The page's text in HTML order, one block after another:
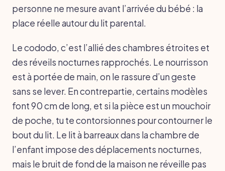
personne ne mesure avant l’arrivée du bébé : la
place réelle autour du lit parental.
Le cododo, c’est l’allié des chambres étroites et
des réveils nocturnes rapprochés. Le nourrisson
est à portée de main, on le rassure d’un geste
sans se lever. En contrepartie, certains modèles
font 90 cm de long, et si la pièce est un mouchoir
de poche, tu te contorsionnes pour contourner le
bout du lit. Le lit à barreaux dans la chambre de
l’enfant impose des déplacements nocturnes,
mais le bruit de fond de la maison ne réveille pas